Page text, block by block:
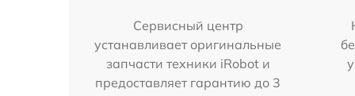
Сервисный центр
устанавливает оригинальные
запчасти техники iRobot и
предоставляет гарантию до 3